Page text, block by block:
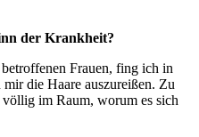
der Krankheit?
Frauen, fing ich in
die Haare auszureißen. Zu
im Raum, worum es sich